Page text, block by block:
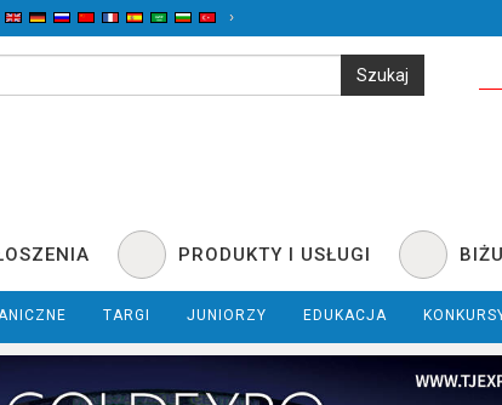
›
PRODUKTY I USŁUGI
TARGI JUNIORZY EDUKACJA